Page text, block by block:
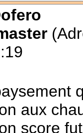
aux
score